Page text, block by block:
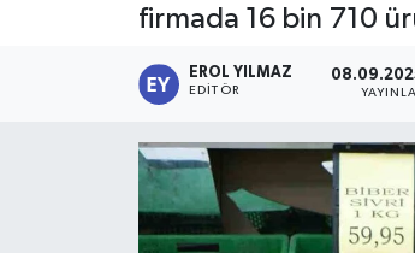
firmada 16 bin 710
EROL YILMAZ
EDITÖR
GÜNDEM
KARLIOVA
Tüm Manşetler
Son Dakika Haberleri
Haber Arşivi